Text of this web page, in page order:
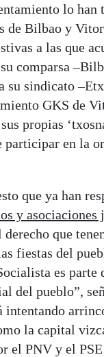
lo han
de Bilbao y
a las que
comparsa
su sindicato
GKS de
propias
en la
que ya han
y asociaciones
que
fiestas del
es parte
del pueblo”,
intentando
la capital
el PNV y el